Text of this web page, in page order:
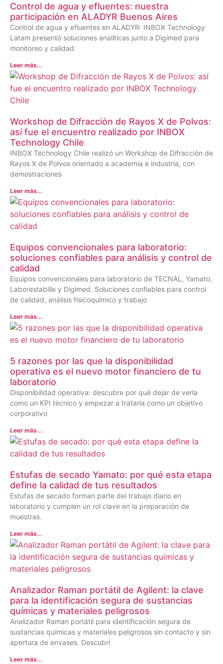
Control de agua y efluentes: nuestra
participación en ALADYR Buenos Aires
Control de agua y efluentes en ALADYR: INBOX Technology
Latam presentó soluciones analíticas junto a Digimed para
monitoreo y calidad
Leer más...
Workshop de Difracción de Rayos X de Polvos:
así fue el encuentro realizado por INBOX
Technology Chile
INBOX Technology Chile realizó un Workshop de Difracción de
Rayos X de Polvos orientado a academia e industria, con
demostraciones
Leer más...
Equipos convencionales para laboratorio:
soluciones confiables para análisis y control de
calidad
Equipos convencionales para laboratorio de TECNAL, Yamato,
Laborestabille y Digimed. Soluciones confiables para control
de calidad, análisis fisicoquímico y trabajo
Leer más...
5 razones por las que la disponibilidad
operativa es el nuevo motor financiero de tu
laboratorio
Disponibilidad operativa: descubre por qué dejar de verla
como un KPI técnico y empezar a tratarla como un objetivo
corporativo
Leer más...
Estufas de secado Yamato: por qué esta etapa
define la calidad de tus resultados
Estufas de secado forman parte del trabajo diario en
laboratorio y cumplen un rol clave en la preparación de
muestras.
Leer más...
Analizador Raman portátil de Agilent: la clave
para la identificación segura de sustancias
químicas y materiales peligrosos
Analizador Raman portátil para identificación segura de
sustancias químicas y materiales peligrosos sin contacto y sin
apertura de envases. Descubrí
Leer más...